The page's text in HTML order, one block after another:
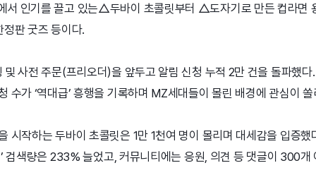
서 인기를 끌고 있는△두바이 초콜릿부터 △도자기로 만든 컵라면
판 굿즈 등이다.
사전 주문(프리오더)을 앞두고 알림 신청 누적 2만 건을 돌파했
수가 ‘역대급’ 흥행을 기록하며 MZ세대들이 몰린 배경에 관심이
시작하는 두바이 초콜릿은 1만 1천여 명이 몰리며 대세감을 입증
검색량은 233% 늘었고, 커뮤니티에는 응원, 의견 등 댓글이 300개